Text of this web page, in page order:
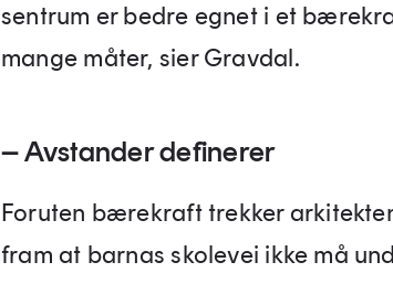
sentrum er bedre egnet i et
mange måter, sier Gravdal.
– Avstander definerer
Foruten bærekraft trekker
fram at barnas skolevei ikke må